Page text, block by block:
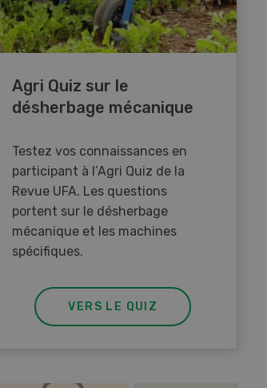
Agri Quiz sur le
désherbage mécanique
Testez vos connaissances en
participant à l’Agri Quiz de la
Revue UFA. Les questions
portent sur le désherbage
mécanique et les machines
spécifiques.
VERS LE QUIZ